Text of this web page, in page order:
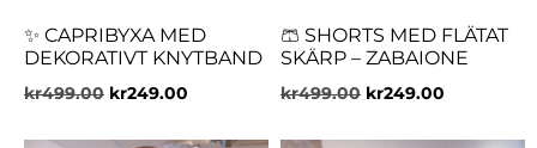
✨ CAPRIBYXA MED
DEKORATIVT KNYTBAND
kr499.00 kr249.00
🩳 SHORTS MED FLÄTAT
SKÄRP – ZABAIONE
kr499.00 kr249.00